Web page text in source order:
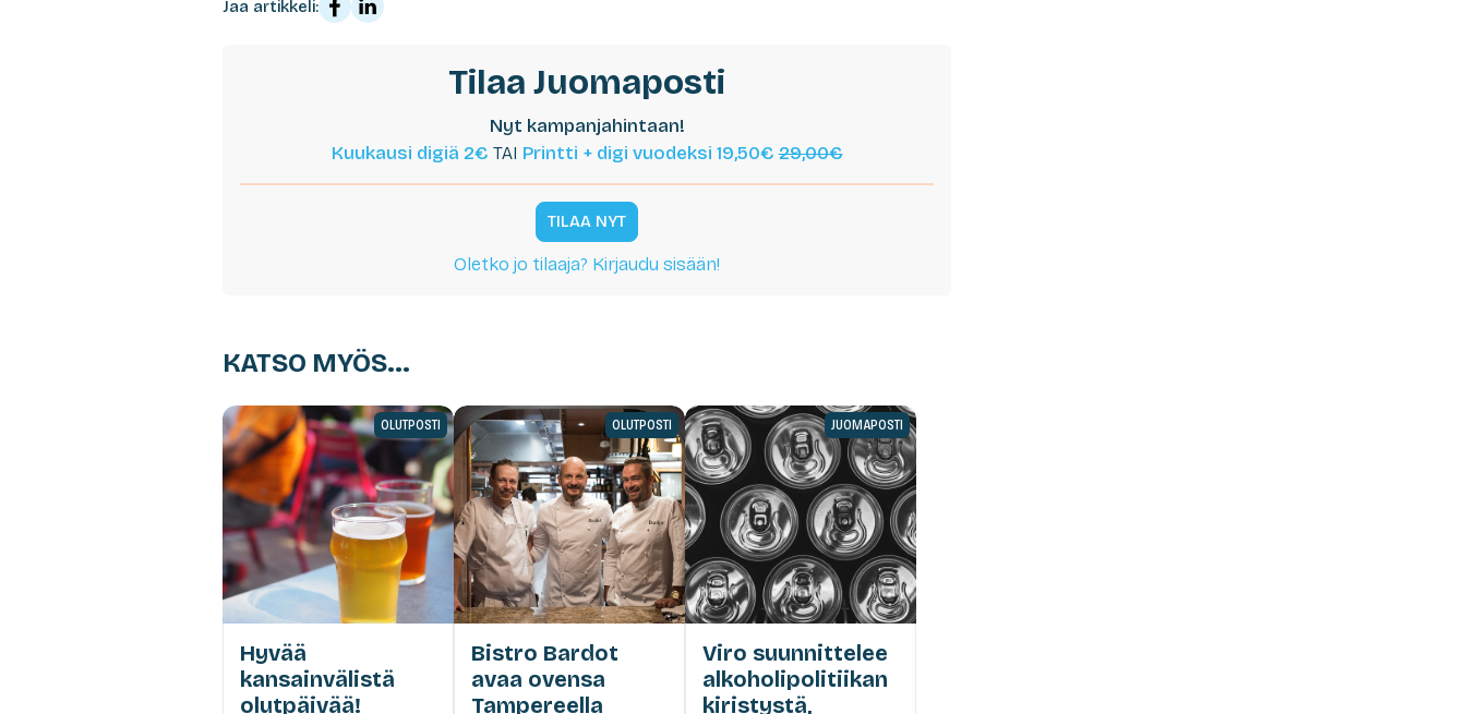
Jaa artikkeli:
Tilaa Juomaposti
Nyt kampanjahintaan!
Kuukausi digiä 2€ TAI Printti + digi vuodeksi 19,50€29,00€
TILAA NYT
Oletko jo tilaaja? Kirjaudu sisään!
KATSO MYÖS...
OLUTPOSTI
Hyvää
kansainvälistä
olutpäivää!
OLUTPOSTI
Bistro Bardot
avaa ovensa
Tampereella
JUOMAPOSTI
Viro suunnittelee
alkoholipolitiikan
kiristystä,